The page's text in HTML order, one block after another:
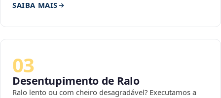
SAIBA MAIS
03
Desentupimento de Ralo
Ralo lento ou com cheiro desagradável? Executamos a